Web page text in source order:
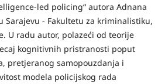
led policing“ autora Adnana
Sarajevu - Fakultetu za kriminalistiku,
U radu autor, polazeći od teorije
kognitivnih pristranosti poput
pretjeranog samopouzdanja i
modela policijskog rada